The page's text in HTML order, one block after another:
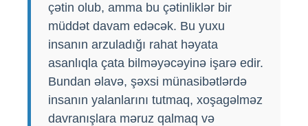
çətin olub, amma bu çətinliklər bir
müddət davam edəcək. Bu yuxu
insanın arzuladığı rahat həyata
asanlıqla çata bilməyəcəyinə işarə edir.
Bundan əlavə, şəxsi münasibətlərdə
insanın yalanlarını tutmaq, xoşagəlməz
davranışlara məruz qalmaq və